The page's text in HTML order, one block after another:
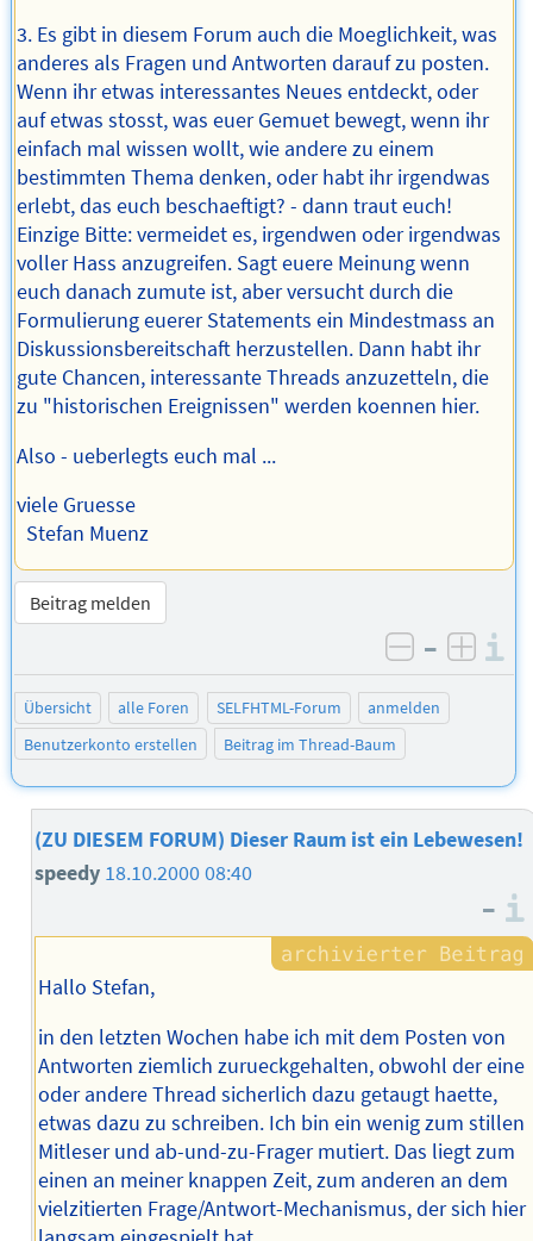
3. Es gibt in diesem Forum auch die Moeglichkeit, was
anderes als Fragen und Antworten darauf zu posten.
Wenn ihr etwas interessantes Neues entdeckt, oder
auf etwas stosst, was euer Gemuet bewegt, wenn ihr
einfach mal wissen wollt, wie andere zu einem
bestimmten Thema denken, oder habt ihr irgendwas
erlebt, das euch beschaeftigt? - dann traut euch!
Einzige Bitte: vermeidet es, irgendwen oder irgendwas
voller Hass anzugreifen. Sagt euere Meinung wenn
euch danach zumute ist, aber versucht durch die
Formulierung euerer Statements ein Mindestmass an
Diskussionsbereitschaft herzustellen. Dann habt ihr
gute Chancen, interessante Threads anzuzetteln, die
zu "historischen Ereignissen" werden koennen hier.
Also - ueberlegts euch mal ...
viele Gruesse
Stefan Muenz
Beitrag melden
negativ
–
Übersicht alle Foren SELFHTML-Forum
anmelden
Benutzerkonto erstellen
Beitrag im Thread-Baum
(ZU DIESEM FORUM) Dieser Raum ist ein Lebewesen!
speedy 18.10.2000 08:40
–
Hallo Stefan,
in den letzten Wochen habe ich mit dem Posten von
Antworten ziemlich zurueckgehalten, obwohl der eine
oder andere Thread sicherlich dazu getaugt haette,
etwas dazu zu schreiben. Ich bin ein wenig zum stillen
Mitleser und ab-und-zu-Frager mutiert. Das liegt zum
einen an meiner knappen Zeit, zum anderen an dem
vielzitierten Frage/Antwort-Mechanismus, der sich hier